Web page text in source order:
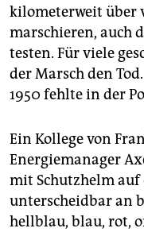
kilometerweit über
marschieren, auch
testen. Für viele
der Marsch den
1950 fehlte in der
Ein Kollege von
Energiemanager
mit Schutzhelm auf
unterscheidbar an
hellblau, blau, rot,